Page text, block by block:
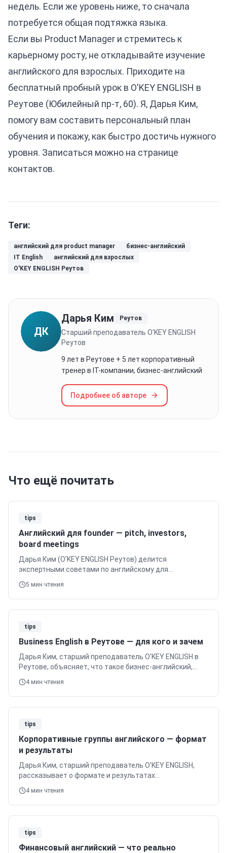
недель. Если же уровень ниже, то сначала
потребуется общая подтяжка языка.
Если вы Product Manager и стремитесь к
карьерному росту, не откладывайте изучение
английского для взрослых. Приходите на
бесплатный пробный урок в O'KEY ENGLISH в
Реутове (Юбилейный пр-т, 60). Я, Дарья Ким,
помогу вам составить персональный план
обучения и покажу, как быстро достичь нужного
уровня. Записаться можно на странице
контактов.
Теги:
английский для product manager
бизнес-английский
IT English
английский для взрослых
O'KEY ENGLISH Реутов
ДК
Дарья Ким Реутов
Старший преподаватель O'KEY ENGLISH
Реутов
9 лет в Реутове + 5 лет корпоративный
тренер в IT-компании, бизнес-английский
Подробнее об авторе
Что ещё почитать
tips
Английский для founder — pitch, investors,
board meetings
Дарья Ким (O'KEY ENGLISH Реутов) делится
экспертными советами по английскому для
основателей стартапов: Elevator Pitch, Demo Day,
Investor Relations и Term Sheet vocabulary.
Практические кейсы и фреймворки для успешного
привлечения инвестиций.
5 мин чтения
tips
Business English в Реутове — для кого и зачем
Дарья Ким, старший преподаватель O'KEY ENGLISH в
Реутове, объясняет, что такое бизнес-английский,
кому он реально нужен (middle/senior management,
senior IT, консалтинг) и что входит в программу:
meetings, emails, presentations, negotiations, small talk.
Узнайте о форматах обучения и тарифах.
4 мин чтения
tips
Корпоративные группы английского — формат
и результаты
Дарья Ким, старший преподаватель O'KEY ENGLISH,
рассказывает о формате и результатах
корпоративных групп английского в Реутове и
Новокосино. Узнайте, как мы обучаем сотрудников из
IT и финансов на реальных кейсах, обеспечивая
измеримый ROI.
4 мин чтения
tips
Финансовый английский — что реально